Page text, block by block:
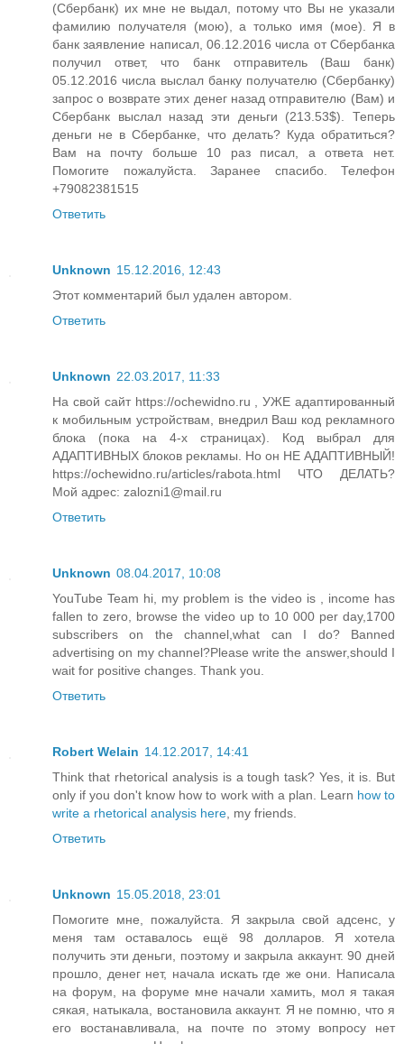
(Сбербанк) их мне не выдал, потому что Вы не указали
фамилию получателя (мою), а только имя (мое). Я в
банк заявление написал, 06.12.2016 числа от Сбербанка
получил ответ, что банк отправитель (Ваш банк)
05.12.2016 числа выслал банку получателю (Сбербанку)
запрос о возврате этих денег назад отправителю (Вам) и
Сбербанк выслал назад эти деньги (213.53$). Теперь
деньги не в Сбербанке, что делать? Куда обратиться?
Вам на почту больше 10 раз писал, а ответа нет.
Помогите пожалуйста. Заранее спасибо. Телефон
+79082381515
Ответить
Unknown 15.12.2016, 12:43
Этот комментарий был удален автором.
Ответить
Unknown 22.03.2017, 11:33
На свой сайт https://ochewidno.ru , УЖЕ адаптированный
к мобильным устройствам, внедрил Ваш код рекламного
блока (пока на 4-х страницах). Код выбрал для
АДАПТИВНЫХ блоков рекламы. Но он НЕ АДАПТИВНЫЙ!
https://ochewidno.ru/articles/rabota.html ЧТО ДЕЛАТЬ?
Мой адрес: zalozni1@mail.ru
Ответить
Unknown 08.04.2017, 10:08
YouTube Team hi, my problem is the video is , income has
fallen to zero, browse the video up to 10 000 per day,1700
subscribers on the channel,what can I do? Banned
advertising on my channel?Please write the answer,should I
wait for positive changes. Thank you.
Ответить
Robert Welain 14.12.2017, 14:41
Think that rhetorical analysis is a tough task? Yes, it is. But
only if you don't know how to work with a plan. Learn how to
write a rhetorical analysis here, my friends.
Ответить
Unknown 15.05.2018, 23:01
Помогите мне, пожалуйста. Я закрыла свой адсенс, у
меня там оставалось ещё 98 долларов. Я хотела
получить эти деньги, поэтому и закрыла аккаунт. 90 дней
прошло, денег нет, начала искать где же они. Написала
на форум, на форуме мне начали хамить, мол я такая
сякая, натыкала, востановила аккаунт. Я не помню, что я
его востанавливала, на почте по этому вопросу нет